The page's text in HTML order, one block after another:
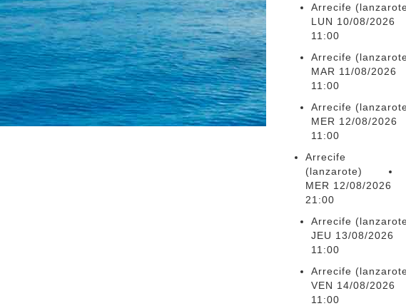
Arrecife
LUN 10/08/2026
11:00
Arrecife
MAR 11/08/2026
11:00
Arrecife
MER 12/08/2026
11:00
Arrecife
(lanzarote)
MER 12/08/2026
21:00
Arrecife
JEU 13/08/2026
11:00
Arrecife
VEN 14/08/2026
11:00